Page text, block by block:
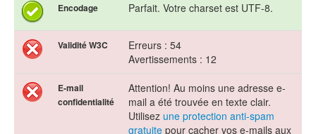
Encodage Parfait. Votre charset est UTF-8.
Validité W3C
Erreurs : 54
Avertissements : 12
E-mail
confidentialité
Attention! Au moins une adresse e-
mail a été trouvée en texte clair.
Utilisez une protection anti-spam
gratuite pour cacher vos e-mails aux